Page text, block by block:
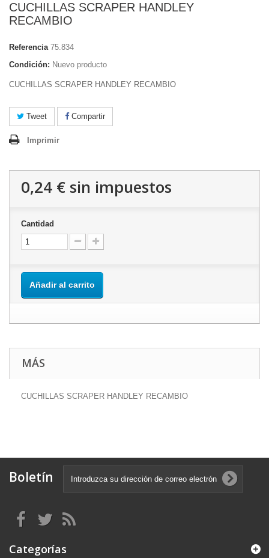
CUCHILLAS SCRAPER HANDLEY
RECAMBIO
Referencia 75.834
Condición: Nuevo producto
CUCHILLAS SCRAPER HANDLEY RECAMBIO
Tweet Compartir
Imprimir
0,24 € sin impuestos
Cantidad
Añadir al carrito
MÁS
CUCHILLAS SCRAPER HANDLEY RECAMBIO
Boletín
Categorías